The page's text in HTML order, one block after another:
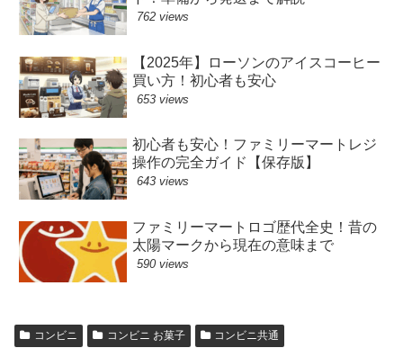
762 views
【2025年】ローソンのアイスコーヒー
買い方！初心者も安心
653 views
初心者も安心！ファミリーマートレジ
操作の完全ガイド【保存版】
643 views
ファミリーマートロゴ歴代全史！昔の
太陽マークから現在の意味まで
590 views
コンビニ コンビニ お菓子
コンビニ共通